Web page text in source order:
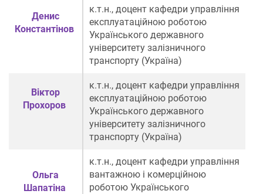
Денис
Константінов
к.т.н., доцент кафедри управління
експлуатаційною роботою
Українського державного
університету залізничного
транспорту (Україна)
Віктор
Прохоров
к.т.н., доцент кафедри управління
експлуатаційною роботою
Українського державного
університету залізничного
транспорту (Україна)
Ольга
Шапатіна
к.т.н., доцент кафедри управління
вантажною і комерційною
роботою Українського